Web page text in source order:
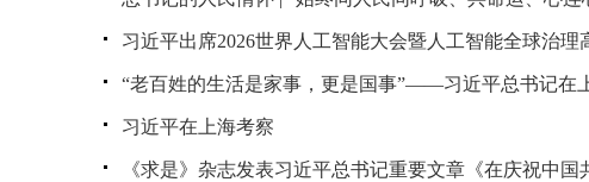
习近平出席2026世界人工智能大会暨人工智能全球治
“老百姓的生活是家事，更是国事”——习近平总书记在
习近平在上海考察
《求是》杂志发表习近平总书记重要文章《在庆祝中国